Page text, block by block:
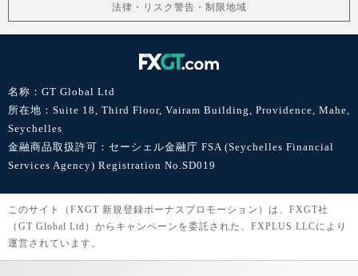
法律・リスク警告・制限地域
名称：GT Global Ltd
所在地：Suite 18, Third Floor, Vairam Building, Providence, Mahe,
Seychelles
金融商品取扱許可：セーシェル金融庁 FSA (Seychelles Financial
Services Agency) Registration No.SD019
このサイト（FXGT 新規登録ボーナスプロモーション）は、FXGT社
（GT Global Ltd）からキャンペーンを委託された、FXPLUS LLCにより
運営されています。